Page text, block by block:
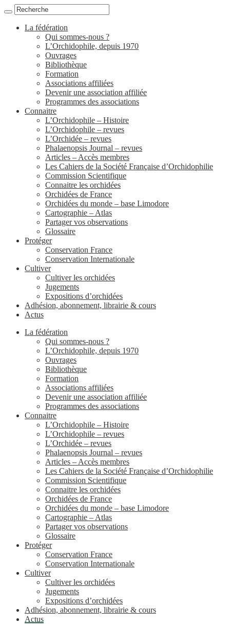
La fédération
Qui sommes-nous ?
L’Orchidophile, depuis 1970
Ouvrages
Bibliothèque
Formation
Associations affiliées
Devenir une association affiliée
Programmes des associations
Connaitre
L’Orchidophile – Histoire
L’Orchidophile – revues
L’Orchidée – revues
Phalaenopsis Journal – revues
Articles – Accès membres
Les Cahiers de la Société Française d’Orchidophilie
Commission Scientifique
Connaitre les orchidées
Orchidées de France
Orchidées du monde – base Limodore
Cartographie – Atlas
Partager vos observations
Glossaire
Protéger
Conservation France
Conservation Internationale
Cultiver
Cultiver les orchidées
Jugements
Expositions d’orchidées
Adhésion, abonnement, librairie & cours
Actus
La fédération
Qui sommes-nous ?
L’Orchidophile, depuis 1970
Ouvrages
Bibliothèque
Formation
Associations affiliées
Devenir une association affiliée
Programmes des associations
Connaitre
L’Orchidophile – Histoire
L’Orchidophile – revues
L’Orchidée – revues
Phalaenopsis Journal – revues
Articles – Accès membres
Les Cahiers de la Société Française d’Orchidophilie
Commission Scientifique
Connaitre les orchidées
Orchidées de France
Orchidées du monde – base Limodore
Cartographie – Atlas
Partager vos observations
Glossaire
Protéger
Conservation France
Conservation Internationale
Cultiver
Cultiver les orchidées
Jugements
Expositions d’orchidées
Adhésion, abonnement, librairie & cours
Actus